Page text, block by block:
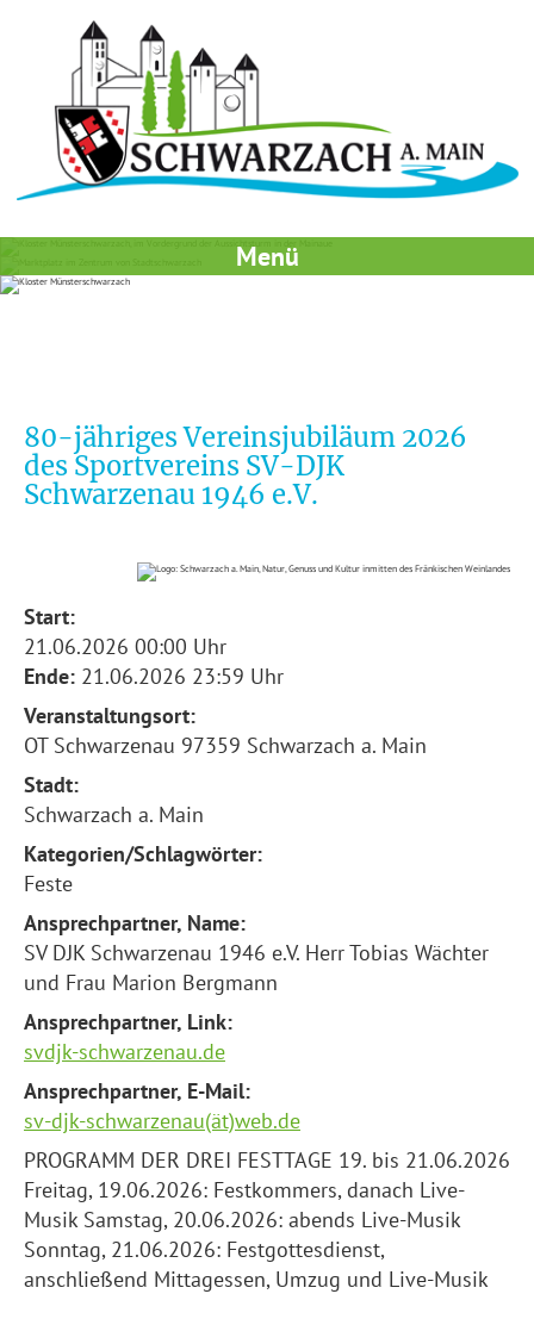
Menü
80-jähriges Vereinsjubiläum 2026
des Sportvereins SV-DJK
Schwarzenau 1946 e.V.
Start:
21.06.2026 00:00 Uhr
Ende: 21.06.2026 23:59 Uhr
Veranstaltungsort:
OT Schwarzenau 97359 Schwarzach a. Main
Stadt:
Schwarzach a. Main
Kategorien/Schlagwörter:
Feste
Ansprechpartner, Name:
SV DJK Schwarzenau 1946 e.V. Herr Tobias Wächter
und Frau Marion Bergmann
Ansprechpartner, Link:
svdjk-schwarzenau.de
Ansprechpartner, E-Mail:
sv-djk-schwarzenau(ät)web.de
PROGRAMM DER DREI FESTTAGE 19. bis 21.06.2026
Freitag, 19.06.2026: Festkommers, danach Live-
Musik Samstag, 20.06.2026: abends Live-Musik
Sonntag, 21.06.2026: Festgottesdienst,
anschließend Mittagessen, Umzug und Live-Musik